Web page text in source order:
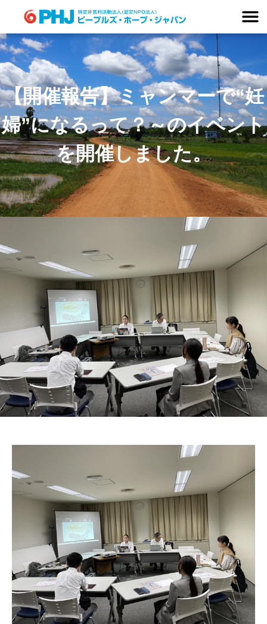
content
【開催報告】ミャンマーで“妊
婦”になるって？～のイベント
を開催しました。